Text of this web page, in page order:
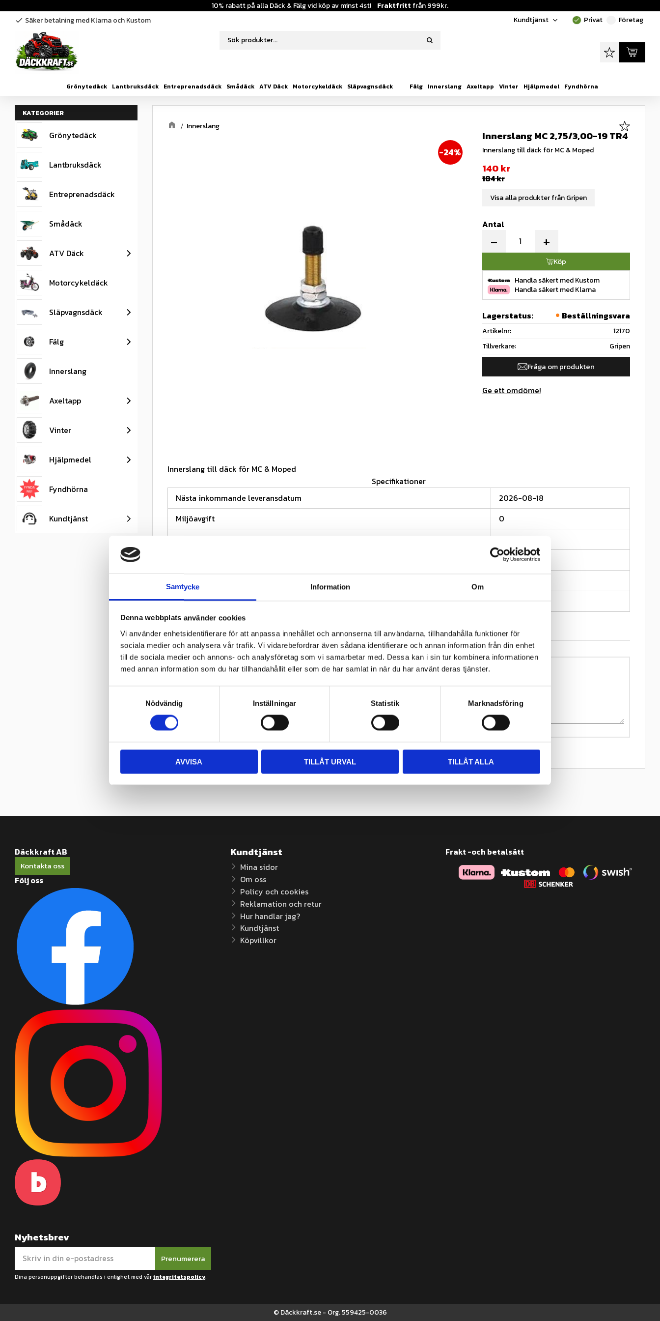
Samtycke Information Om
Denna webbplats använder cookies
Vi använder enhetsidentifierare för att anpassa innehållet och annonserna till användarna, tillhandahålla funktioner för
sociala medier och analysera vår trafik. Vi vidarebefordrar även sådana identifierare och annan information från din enhet
till de sociala medier och annons- och analysföretag som vi samarbetar med. Dessa kan i sin tur kombinera informationen
med annan information som du har tillhandahållit eller som de har samlat in när du har använt deras tjänster.
s
Nödvändig Inställningar Statistik Marknadsföring
AVVISA TILLÅT URVAL TILLÅT ALLA
10% rabatt på alla Däck & Fälg vid köp av minst 4st! Fraktfritt från 999kr.
check Säker betalning med Klarna och Kustom Kundtjänst done Privat Företag
Favoriter
Kundvagn
Grönytedäck Lantbruksdäck Entreprenadsdäck Smådäck ATV Däck Motorcykeldäck Släpvagnsdäck Fälg Innerslang Axeltapp Vinter Hjälpmedel Fyndhörna
Innerslang
24%
Innerslang MC 2,75/3,00-19 TR4
Innerslang till däck för MC & Moped
Nedsatt pris:
140kr
Ordinarie pris:
184kr
Antal
+
-
Köp
Handla säkert med Kustom
Handla säkert med Klarna
Lägg till
Lagerstatus Beställningsvara
Artikelnr
12170
Tillverkare
Gripen
Fråga om produkten
Visa alla produkter från Gripen
Ge ett omdöme!
Innerslang till däck för MC & Moped
Specifikationer
Nästa inkommande leveransdatum
2026-08-18
Miljöavgift
0
0.57
Fälgstorlek
19
Omdömen
Du
KATEGORIER
Grönytedäck
Lantbruksdäck
Entreprenadsdäck
Smådäck
ATV Däck
Motorcykeldäck
Släpvagnsdäck
Fälg
Innerslang
Axeltapp
Vinter
Hjälpmedel
Fyndhörna
Kundtjänst
Nyhetsbrev
Prenumerera
Dina personuppgifter behandlas i enlighet med vårintegritetspolicy.
Däckkraft AB
Kontakta oss
Följ oss
Kundtjänst
Mina sidor
Om oss
Policy och cookies
Reklamation och retur
Hur handlar jag?
Kundtjänst
Köpvillkor
Frakt -och betalsätt
© Däckkraft.se - Org. 559425-0036